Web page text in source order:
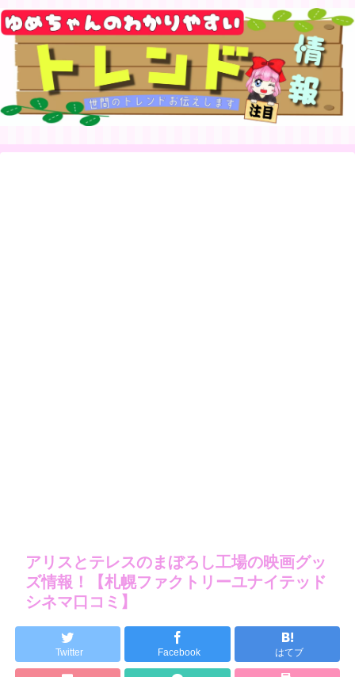
アリスとテレスのまぼろし工場の映画グッ
ズ情報！【札幌ファクトリーユナイテッド
シネマ口コミ】
Twitter Facebook はてブ